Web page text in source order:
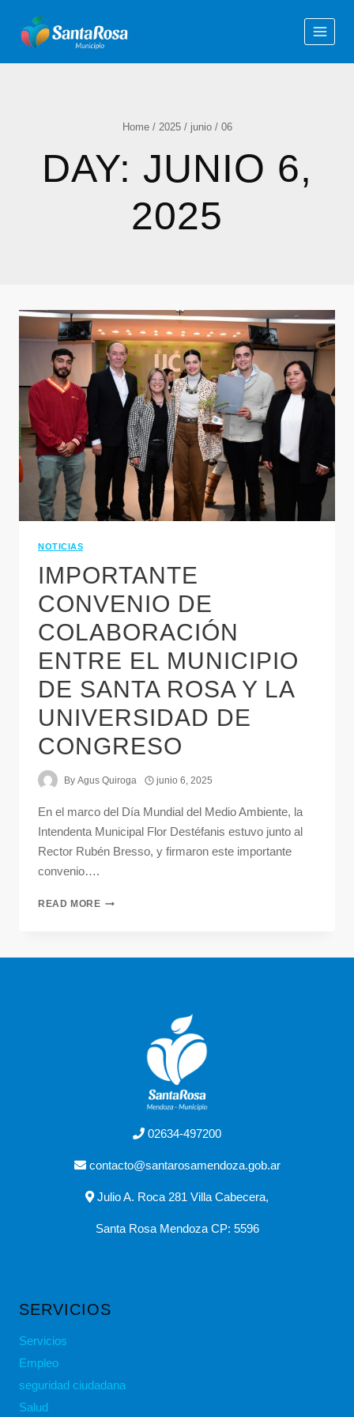
Home / 2025 / junio / 06
DAY: JUNIO 6,
2025
NOTICIAS
IMPORTANTE
CONVENIO DE
COLABORACIÓN
ENTRE EL MUNICIPIO
DE SANTA ROSA Y LA
UNIVERSIDAD DE
CONGRESO
By Agus Quiroga junio 6, 2025
En el marco del Día Mundial del Medio Ambiente, la
Intendenta Municipal Flor Destéfanis estuvo junto al
Rector Rubén Bresso, y firmaron este importante
convenio….
READ MORE
02634-497200
contacto@santarosamendoza.gob.ar
Julio A. Roca 281 Villa Cabecera,
Santa Rosa Mendoza CP: 5596
SERVICIOS
Servicios
Empleo
seguridad ciudadana
Salud